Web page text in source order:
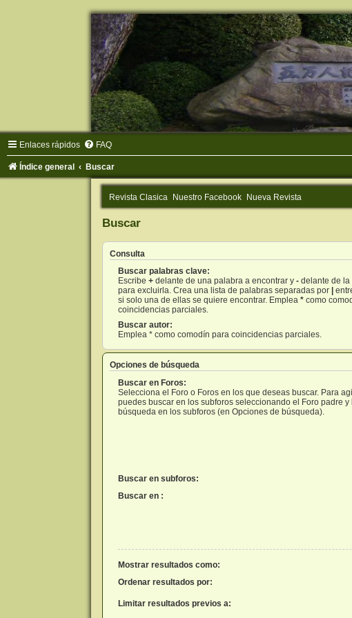
Enlaces rápidos FAQ
Índice general Buscar
Revista Clasica Nuestro Facebook Nueva Revista
Buscar
Consulta
Buscar palabras clave:
Escribe +delante de una palabra a encontrar y -delante de la
para excluirla. Crea una lista de palabras separadas por
si solo una de ellas se quiere encontrar. Emplea *como
coincidencias parciales.
Buscar autor:
Emplea * como comodín para coincidencias parciales.
Opciones de búsqueda
Buscar en Foros:
Selecciona el Foro o Foros en los que deseas buscar. Para
puedes buscar en los subforos seleccionando el Foro padre y
búsqueda en los subforos (en Opciones de búsqueda).
Buscar en subforos:
Buscar en :
Mostrar resultados como:
Ordenar resultados por:
Limitar resultados previos a: